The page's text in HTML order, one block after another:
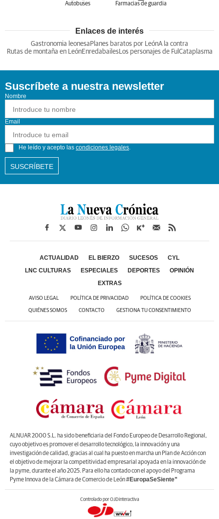
Autobuses Farmacias de guardia
Enlaces de interés
Gastronomia leonesa Planes baratos por LeónA la contra
Rutas de montaña en LeónEnredabailesLos personajes de Ful Cataplasma
Suscríbete a nuestra newsletter
Nombre
He leído y acepto las condiciones legales
Email
SUSCRÍBETE
ACTUALIDAD EL BIERZO SUCESOS
CYL
LNC CULTURAS
ESPECIALES DEPORTES
OPINIÓN
EXTRAS
AVISO LEGAL POLÍTICA DE PRIVACIDAD POLÍTICA DE COOKIES
QUIÉNES SOMOS CONTACTO GESTIONA TU CONSENTIMIENTO
ALNUAR 2000 S.L. ha sido beneficiaria del Fondo Europeo de Desarrollo Regional,
cuyo objetivo es promover el desarrollo tecnológico, la innovación y una
investigación de calidad, gracias al cual ha puesto en marcha un Plan de Acción con
el objetivo de mejorar la competitividad empresarial apoyada en la innovación de
la pyme, durante el año 2025. Para ello ha contado con el apoyo del Programa
Pyme Innova de la Cámara de Comercio de León#EuropaSeSiente”
Controlado por OJDinteractiva